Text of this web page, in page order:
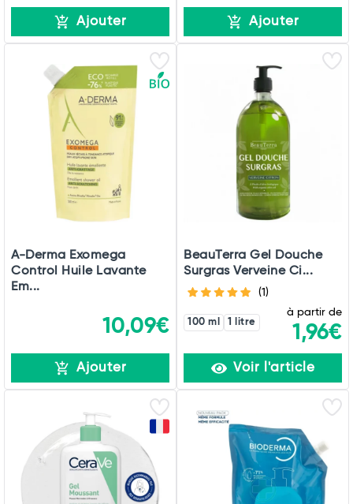
Ajouter Ajouter
A-Derma Exomega
Control Huile Lavante
Em...
10,09€
Ajouter
BeauTerra Gel Douche
Surgras Verveine Ci...
(1)
100 ml 1 litre
à partir de
1,96€
Voir l'article